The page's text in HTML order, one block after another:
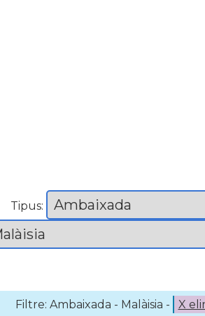
Tipus:
Filtre: Ambaixada - Malàisia - X